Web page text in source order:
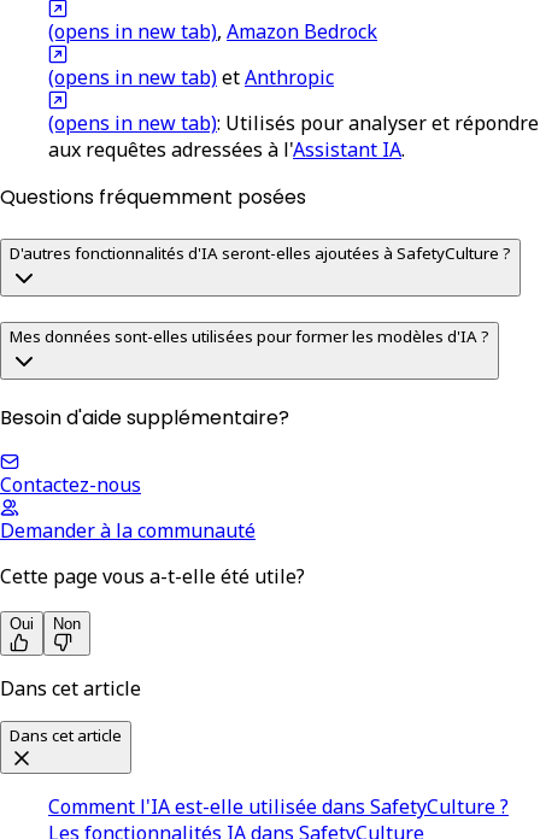
(opens in new tab), Amazon Bedrock
(opens in new tab)etAnthropic
(opens in new tab): Utilisés pour analyser et répondre
aux requêtes adressées à l'Assistant IA.
Questions fréquemment posées
D'autres fonctionnalités d'IA seront-elles ajoutées à SafetyCulture ?
Mes données sont-elles utilisées pour former les modèles d'IA ?
Besoin d'aide supplémentaire?
Contactez-nous
Demander à la communauté
Cette page vous a-t-elle été utile?
Oui Non
Dans cet article
Dans cet article
Comment l'IA est-elle utilisée dans SafetyCulture ?
Les fonctionnalités IA dans SafetyCulture